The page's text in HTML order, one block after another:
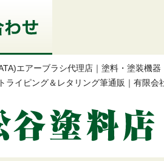
エアーブラシ代理店｜塗料・塗装機
ライピング＆レタリング筆通販｜有限会